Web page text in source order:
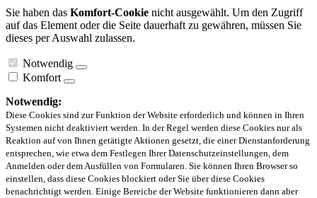
Sie haben das Komfort-Cookie nicht ausgewählt. Um den Zugriff
auf das Element oder die Seite dauerhaft zu gewähren, müssen Sie
dieses per Auswahl zulassen.
Notwendig
Komfort
Notwendig:
Diese Cookies sind zur Funktion der Website erforderlich und können in Ihren
Systemen nicht deaktiviert werden. In der Regel werden diese Cookies nur als
Reaktion auf von Ihnen getätigte Aktionen gesetzt, die einer Dienstanforderung
entsprechen, wie etwa dem Festlegen Ihrer Datenschutzeinstellungen, dem
Anmelden oder dem Ausfüllen von Formularen. Sie können Ihren Browser so
einstellen, dass diese Cookies blockiert oder Sie über diese Cookies
benachrichtigt werden. Einige Bereiche der Website funktionieren dann aber